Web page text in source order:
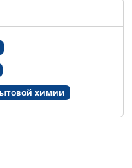
химии